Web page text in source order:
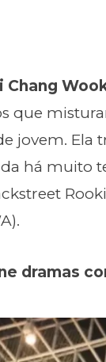
Chang
que
jovem. Ela
há muito
dramas